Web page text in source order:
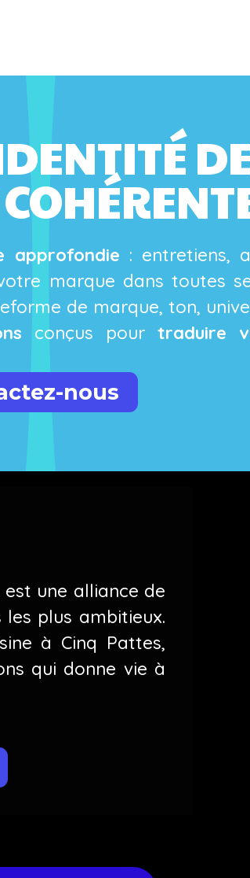
approfondie : entretiens,
marque dans toutes
de marque, ton,
conçus pourtraduire
nous
est une alliance de
plus ambitieux.
à Cinq Pattes,
qui donne vie à